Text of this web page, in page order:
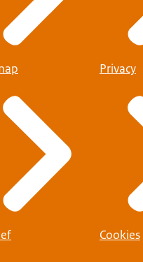
Privacy
Cookies